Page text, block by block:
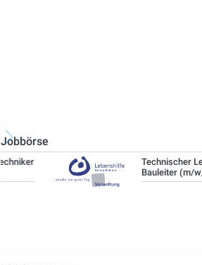
Jobbörse
Technischer Leiter -
Bauleiter (m/w/d)